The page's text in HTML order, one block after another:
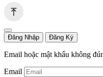
Đăng Nhập Đăng Ký
Email hoặc mật khẩu không
Email